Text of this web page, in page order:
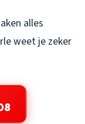
alles
weet je zeker